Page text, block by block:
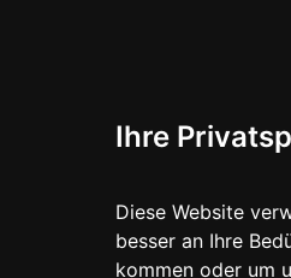
Ihre
Diese Website
besser an Ihre
kommen oder um